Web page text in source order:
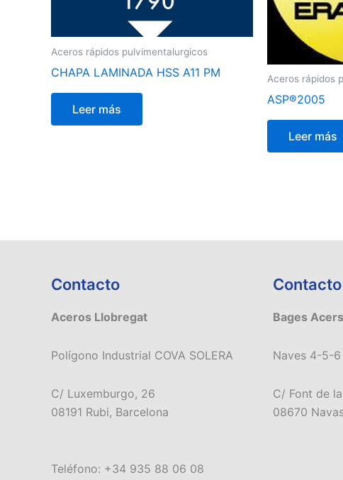
Aceros rápidos pulvimentalurgicos
CHAPA LAMINADA HSS A11 PM
Leer más
Aceros rápidos
ASP®2005
Leer más
Contacto
Aceros Llobregat
Polígono Industrial COVA SOLERA
C/ Luxemburgo, 26
08191 Rubi, Barcelona
Teléfono: +34 935 88 06 08
Contacto
Bages Acers
Naves 4-5-6
C/ Font de
08670